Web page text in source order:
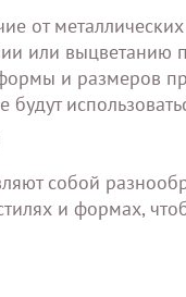
от
или выцветанию
и размеров
собой
и формах,